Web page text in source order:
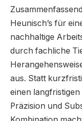
Heunisch’s für
nachhaltige
durch fachliche
aus. Statt
einen
Präzision und